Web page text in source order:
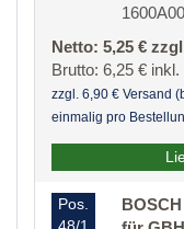
Netto: 5,25 €
Brutto: 6,25 €
zzgl. 6,90 € Versand
einmalig pro
Pos.